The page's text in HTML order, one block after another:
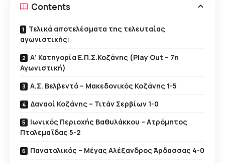
Contents
Τελικά αποτελέσματα της τελευταίας
αγωνιστικής:
Α’ Κατηγορία Ε.Π.Σ.Κοζάνης (Play Out – 7η
Αγωνιστική)
Α.Σ. Βελβεντό – Μακεδονικός Κοζάνης 1-5
Δαναοί Κοζάνης – Τιτάν Σερβίων 1-0
Ιωνικός Περιοχής Βαθυλάκκου – Ατρόμητος
Πτολεμαΐδας 5-2
Πανατολικός – Μέγας Αλέξανδρος Άρδασσας 4-0